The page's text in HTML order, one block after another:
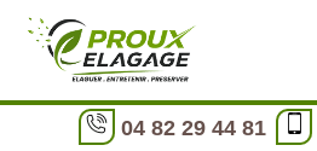
04 82 29 44 81